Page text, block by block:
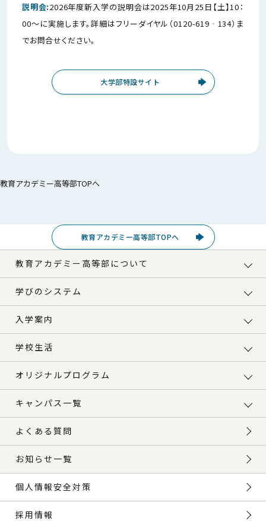
説明会:2026年度新入学の説明会は2025年10月25日【土】10：
00～に実施します。詳細はフリーダイヤル（0120-619‐134）ま
でお問合せください。
大学部特設サイト
教育アカデミー高等部TOPへ
教育アカデミー高等部TOPへ
教育アカデミー高等部について
学びのシステム
入学案内
学校生活
オリジナルプログラム
キャンパス一覧
よくある質問
お知らせ一覧
個人情報安全対策
採用情報